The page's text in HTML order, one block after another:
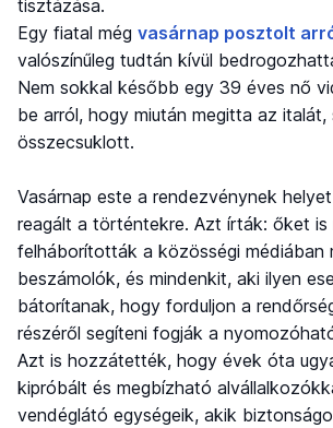
tisztázása.
Egy fiatal még vasárnap posztolt
valószínűleg tudtán kívül
Nem sokkal később egy 39 éves nő
be arról, hogy miután megitta az italát,
összecsuklott.
Vasárnap este a rendezvénynek
reagált a történtekre. Azt írták: őket is
felháborították a közösségi médiában
beszámolók, és mindenkit, aki ilyen
bátorítanak, hogy forduljon a
részéről segíteni fogják a
Azt is hozzátették, hogy évek óta
kipróbált és megbízható
vendéglátó egységeik, akik